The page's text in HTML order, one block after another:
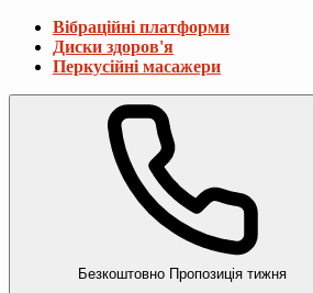
Вібраційні платформи
Диски здоров'я
Перкусійні масажери
Безкоштовно Пропозиція тижня